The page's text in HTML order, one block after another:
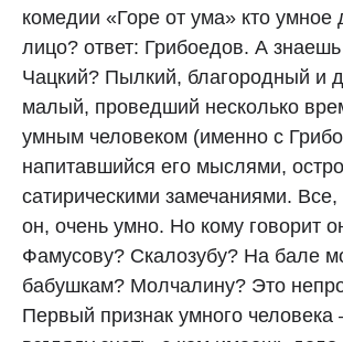
комедии «Горе от ума» кто
лицо? ответ: Грибоедов. А знаешь
Чацкий? Пылкий, благородный и
малый, проведший несколько
умным человеком (именно с
напитавшийся его мыслями,
сатирическими замечаниями. Все,
он, очень умно. Но кому говорит
Фамусову? Скалозубу? На бале
бабушкам? Молчалину? Это
Первый признак умного